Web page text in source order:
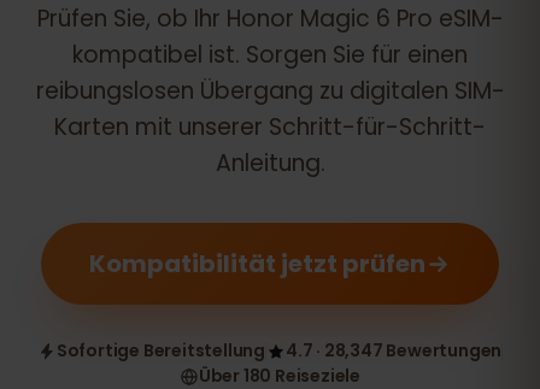
Prüfen Sie, ob Ihr Honor Magic 6 Pro eSIM-
kompatibel ist. Sorgen Sie für einen
reibungslosen Übergang zu digitalen SIM-
Karten mit unserer Schritt-für-Schritt-
Anleitung.
Kompatibilität jetzt prüfen
Sofortige Bereitstellung
4.7 · 28,347 Bewertungen
Über 180 Reiseziele